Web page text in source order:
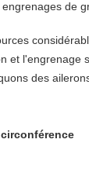
de
et l'engrenage
des